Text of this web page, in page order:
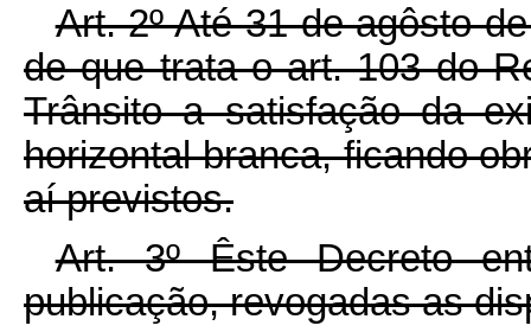
Art. 2º Até 31 de agôsto
de que trata o art. 103 do
Trânsito a satisfação da
horizontal branca, ficando
aí previstos.
Art. 3º Êste Decreto
publicação, revogadas as